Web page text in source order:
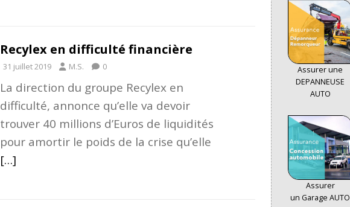
Recylex en difficulté financière
31 juillet 2019 M.S. 0
La direction du groupe Recylex en
difficulté, annonce qu’elle va devoir
trouver 40 millions d’Euros de liquidités
pour amortir le poids de la crise qu’elle
[…]
Assurer une
DEPANNEUSE
AUTO
Assurer
un Garage AUTO